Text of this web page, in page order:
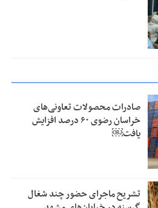
صادرات محصولات تعاونی‌های
خراسان رضوی ۶۰ درصد افزایش
یافت￼
تشریح ماجرای حضور چند شغال